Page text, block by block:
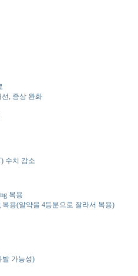
, 증상 완화
수치 감소
복용
복용(알약을 4등분으로 잘라서 복용)
발 가능성)